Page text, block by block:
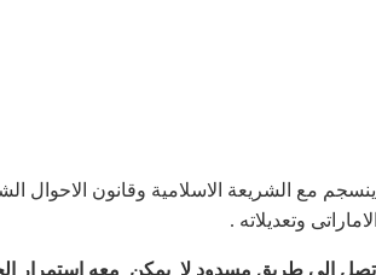
مع الشريعة الاسلامية وقانون الاحوال
وتعديلاته .
تصل إلى طريق مسدود لا يمكن معه استمرار